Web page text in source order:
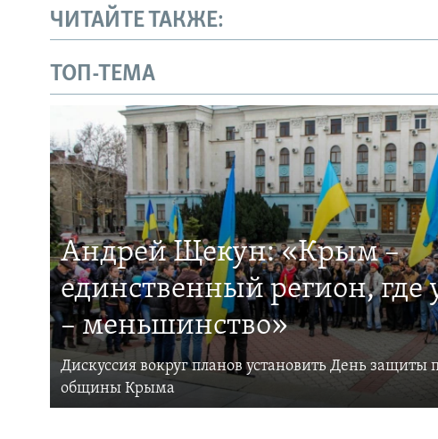
ЧИТАЙТЕ ТАКЖЕ:
ТОП-ТЕМА
Андрей Щекун: «Крым –
единственный регион,
– меньшинство»
Дискуссия вокруг планов установить День защиты
общины Крыма